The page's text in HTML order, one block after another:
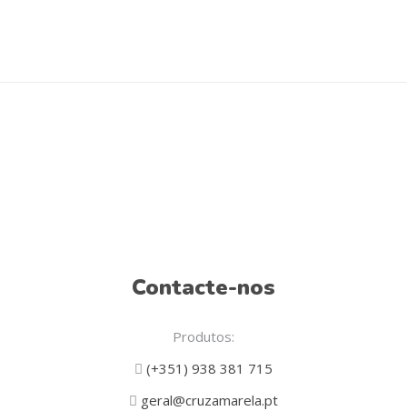
Contacte-nos
Produtos:
(+351) 938 381 715
geral@cruzamarela.pt